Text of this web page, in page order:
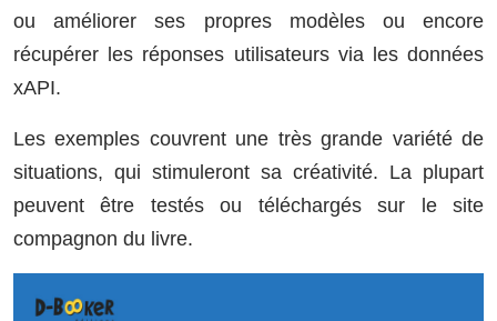
ou améliorer ses propres modèles ou encore
récupérer les réponses utilisateurs via les données
xAPI.
Les exemples couvrent une très grande variété de
situations, qui stimuleront sa créativité. La plupart
peuvent être testés ou téléchargés sur le site
compagnon du livre.